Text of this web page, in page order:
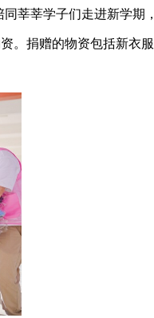
莘莘学子们走进新学期
。捐赠的物资包括新衣服